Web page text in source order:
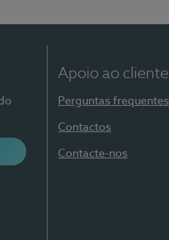
Apoio ao cliente
Perguntas frequentes
Contactos
Contacte-nos